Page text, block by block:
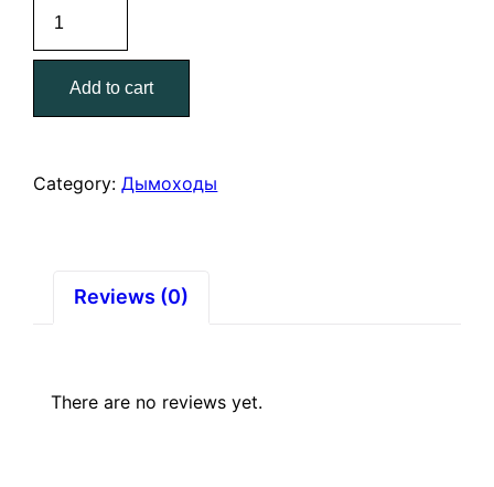
мм/0,5
нерж+оцинк.
115
Add to cart
Category:Дымоходы
Reviews (0)
There are no reviews yet.